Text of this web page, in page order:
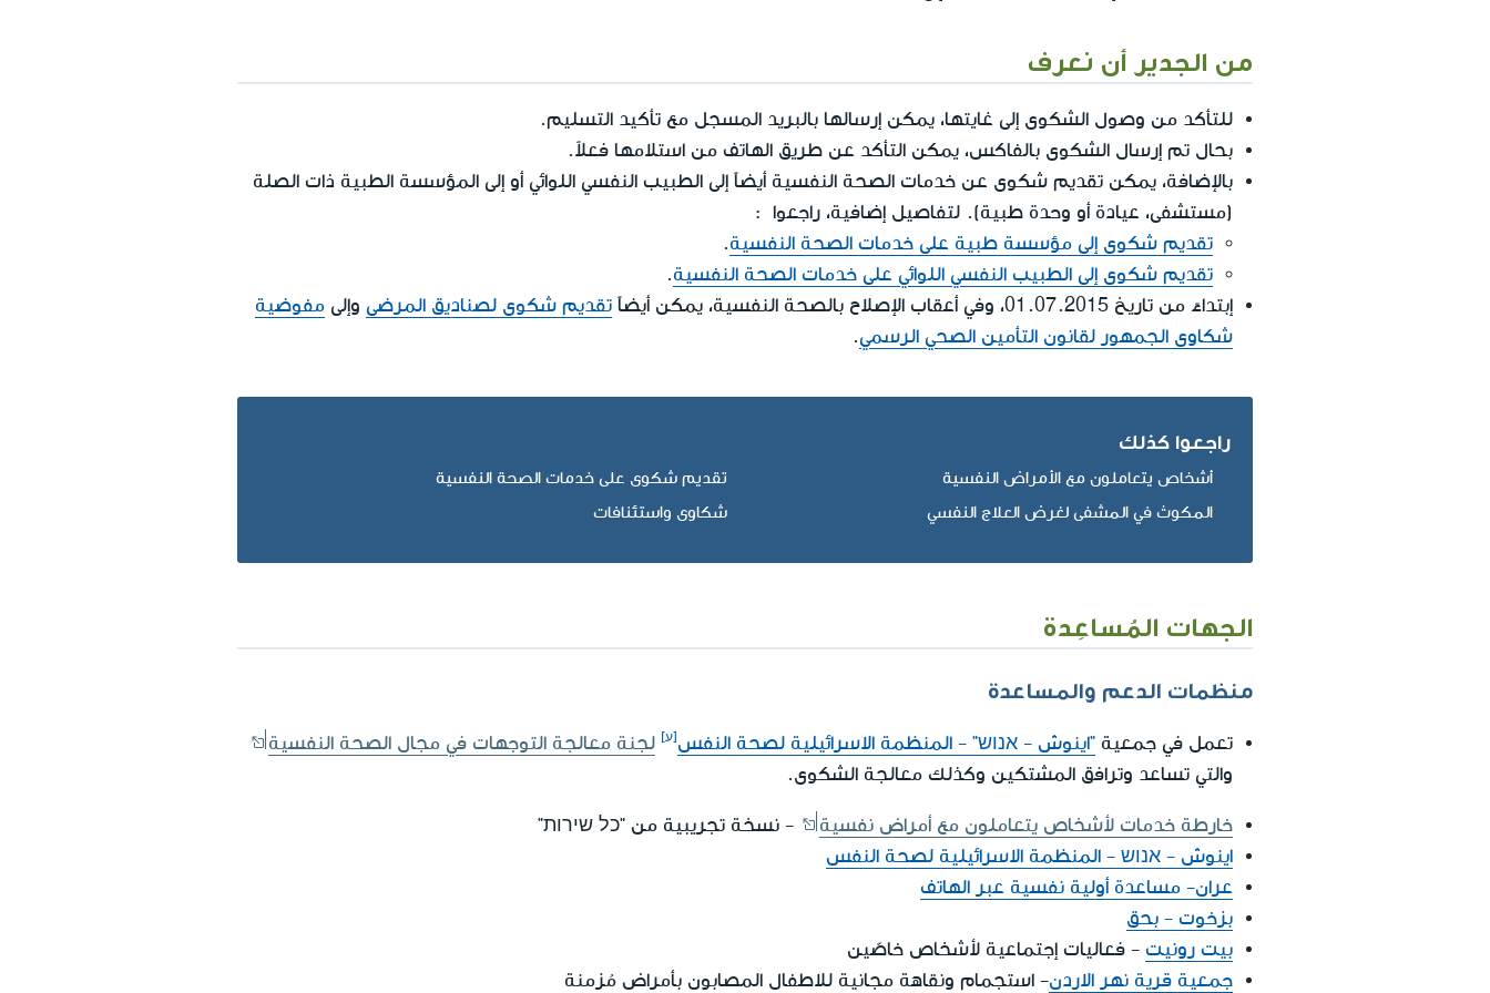
من الجدير أن نعرف
للتأكد من وصول الشكوى إلى غايتها، يمكن إرسالها بالبريد المسجل مع تأكيد التسليم.
بحال تم إرسال الشكوى بالفاكس، يمكن التأكد عن طريق الهاتف من استلامها فعلاً.
بالإضافة، يمكن تقديم شكوى عن خدمات الصحة النفسية أيضاً إلى الطبيب النفسي اللوائي أو إلى المؤسسة الطبية ذات الصلة
(مستشفى، عيادة أو وحدة طبية). لتفاصيل إضافية، راجعوا :
تقديم شكوى إلى مؤسسة طبية على خدمات الصحة النفسية.
تقديم شكوى إلى الطبيب النفسي اللوائي على خدمات الصحة النفسية.
إبتداءً من تاريخ 01.07.2015، وفي أعقاب الإصلاح بالصحة النفسية، يمكن أيضاً
تقديم شكوى لصناديق المرضى وإلى مفوضية
شكاوى الجمهور لقانون التأمين الصحي الرسمي.
راجعوا كذلك
أشخاص يتعاملون مع الأمراض النفسية
تقديم شكوى على خدمات الصحة النفسية
المكوث في المشفى لغرض العلاج النفسي
شكاوى واستئنافات
الجهات المُساعِدة
منظمات الدعم والمساعدة
تعمل في جمعية "اينوش - אנוש" - المنظمة الاسرائيلية لصحة النفس
لجنة معالجة التوجهات في مجال الصحة النفسية
والتي تساعد وترافق المشتكين وكذلك معالجة الشكوى.
خارطة خدمات لأشخاص يتعاملون مع أمراض نفسية
- نسخة تجريبية من "כל שירות"
اينوش - אנוש - المنظمة الاسرائيلية لصحة النفس
عران- مساعدة أولية نفسية عبر الهاتف
بزخوت - بحق
بيت رونيت - فعاليات إجتماعية لأشخاص خاصّين
جمعية قرية نهر الاردن- استجمام ونقاهة مجانية للاطفال المصابون بأمراض مُزمنة